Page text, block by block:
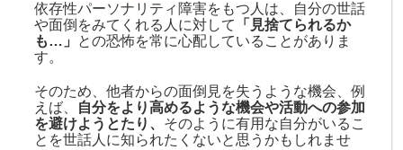
依存性パーソナリティ障害をもつ人は、自分の世話
や面倒をみてくれる人に対して
「見捨てられるか
も…」 との恐怖を常に心配していることがありま
す。
そのため、他者からの面倒見を失うような機会、例
えば、 自分をより高めるような機会や活動への参加
を避けようとたり、 そのように有用な自分がいるこ
とを世話人に知られたくないと思うかもしれませ